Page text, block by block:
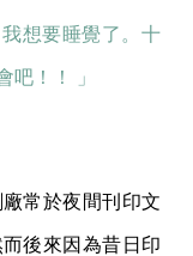
想要睡覺了。十
吧！！ 」
常於夜間刊印文
後來因為昔日印